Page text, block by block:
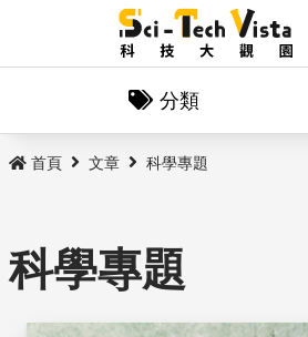
分類
首頁 文章 科學專題
科學專題